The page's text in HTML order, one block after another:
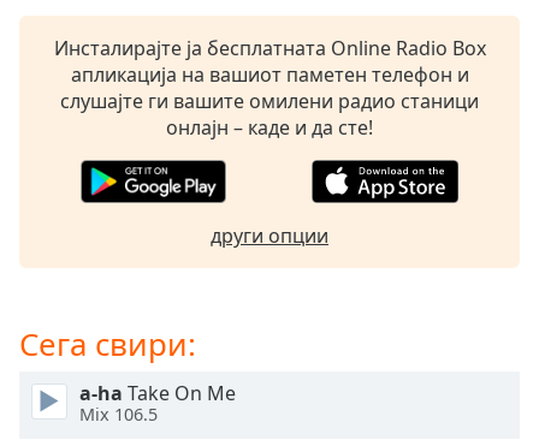
dialog
window.
Escape
window.
Color
Opacity
Инсталирајте ја бесплатната Online Radio Box
апликација на вашиот паметен телефон и
слушајте ги вашите омилени радио станици
онлајн – каде и да сте!
други опции
Сега свири:
a-ha Take On Me
Mix 106.5